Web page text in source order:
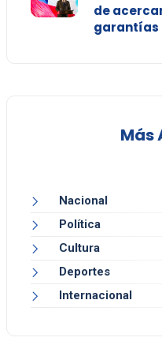
de
garantías
Más
Nacional
Política
Cultura
Deportes
Internacional